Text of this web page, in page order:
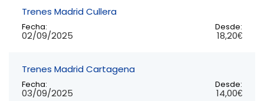
Trenes Madrid Cullera
Fecha:
02/09/2025
Desde:
18,20€
Trenes Madrid Cartagena
Fecha:
03/09/2025
Desde:
14,00€